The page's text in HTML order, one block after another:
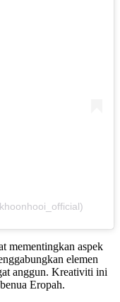
mementingkan aspek
elemen
anggun. Kreativiti ini
Eropah.